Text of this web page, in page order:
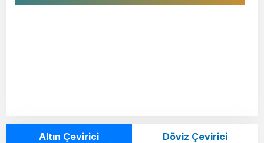
Altın Çevirici Döviz Çevirici